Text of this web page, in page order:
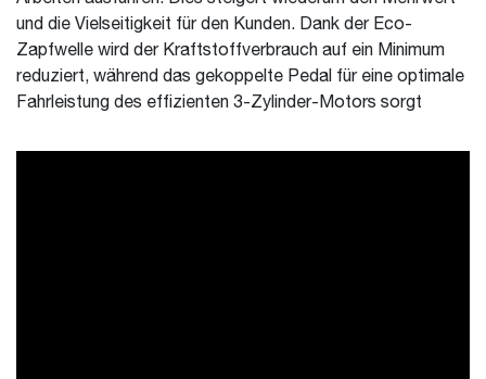
und die Vielseitigkeit für den Kunden. Dank der Eco-
Zapfwelle wird der Kraftstoffverbrauch auf ein Minimum
reduziert, während das gekoppelte Pedal für eine optimale
Fahrleistung des effizienten 3-Zylinder-Motors sorgt